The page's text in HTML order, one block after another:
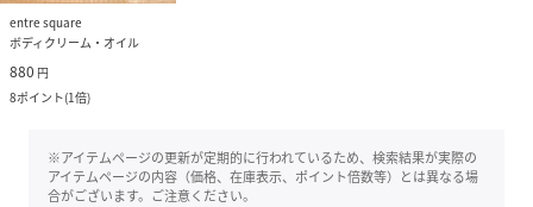
entre square
ボディクリーム・オイル
880 円
8ポイント(1倍)
※アイテムページの更新が定期的に行われているため、検索結果が実際の
アイテムページの内容（価格、在庫表示、ポイント倍数等）とは異なる場
合がございます。ご注意ください。